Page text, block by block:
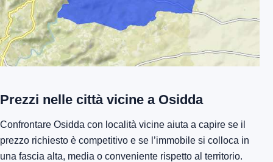
Prezzi nelle città vicine a Osidda
Confrontare Osidda con località vicine aiuta a capire se il
prezzo richiesto è competitivo e se l’immobile si colloca in
una fascia alta, media o conveniente rispetto al territorio.